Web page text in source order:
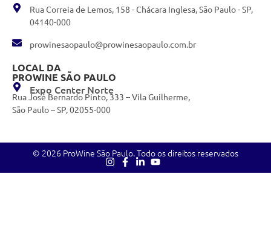
Rua Correia de Lemos, 158 - Chácara Inglesa, São Paulo - SP,
04140-000
prowinesaopaulo@prowinesaopaulo.com.br
LOCAL DA
PROWINE SÃO PAULO
Expo Center Norte
Rua José Bernardo Pinto, 333 – Vila Guilherme,
São Paulo – SP, 02055-000
© 2026 ProWine São Paulo. Todo os direitos reservados